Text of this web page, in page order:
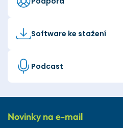
Software ke stažení
Podcast
Novinky na e-mail